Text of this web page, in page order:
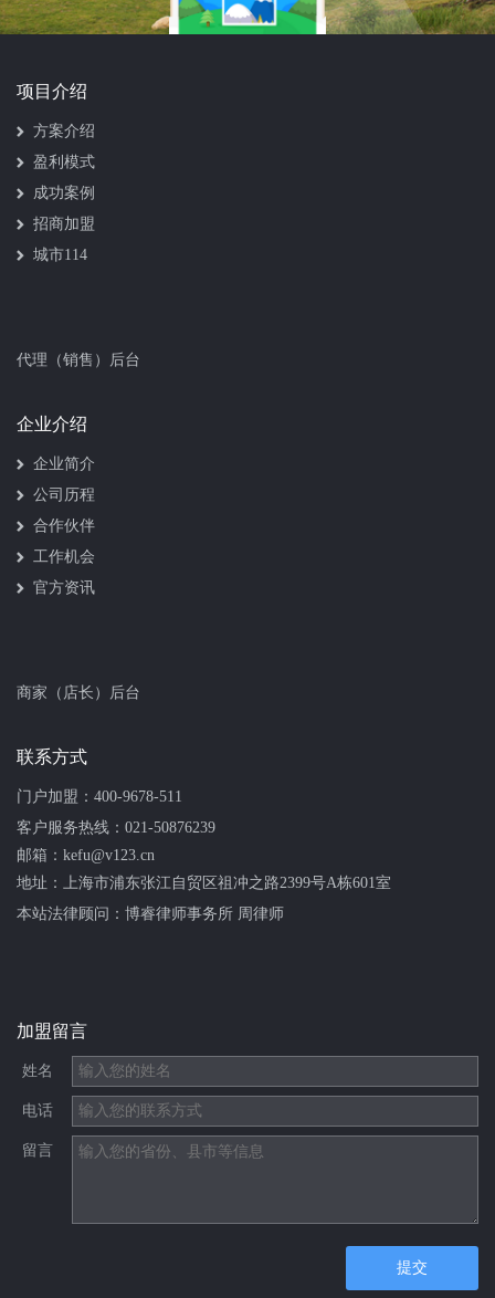
项目介绍
方案介绍
盈利模式
成功案例
招商加盟
城市114
代理（销售）后台
企业介绍
企业简介
公司历程
合作伙伴
工作机会
官方资讯
商家（店长）后台
联系方式
门户加盟： 400-9678-511
客户服务热线： 021-50876239
邮箱：kefu@v123.cn
地址：上海市浦东张江自贸区祖冲之路2399号A栋601室
本站法律顾问： 博睿律师事务所 周律师
加盟留言
姓名
电话
留言
提交